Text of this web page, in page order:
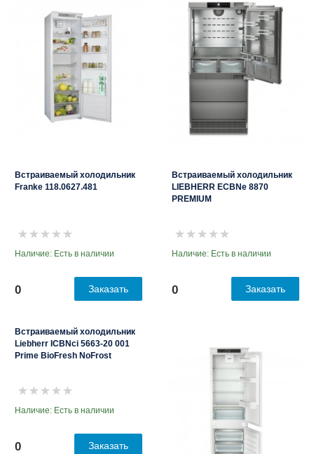
Встраиваемый холодильник
Franke 118.0627.481
Наличие: Есть в наличии
0 Заказать
Встраиваемый холодильник
LIEBHERR ECBNe 8870
PREMIUM
Наличие: Есть в наличии
0 Заказать
Встраиваемый холодильник
Liebherr ICBNci 5663-20 001
Prime BioFresh NoFrost
Наличие: Есть в наличии
0 Заказать